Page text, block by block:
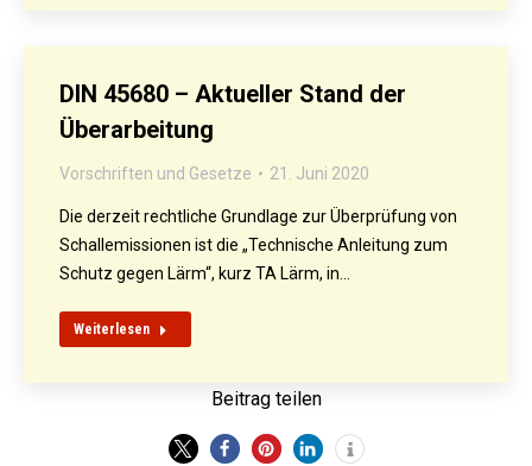
DIN 45680 – Aktueller Stand der
Überarbeitung
Vorschriften und Gesetze 21. Juni 2020
Die derzeit rechtliche Grundlage zur Überprüfung von
Schallemissionen ist die „Technische Anleitung zum
Schutz gegen Lärm“, kurz TA Lärm, in…
Weiterlesen
Beitrag teilen